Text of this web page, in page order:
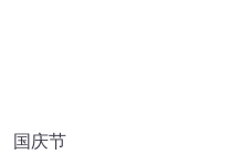
国庆节